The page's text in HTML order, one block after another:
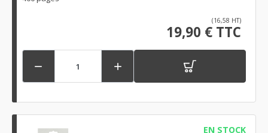
(16,58 HT)
19,90 € TTC
 
EN STOCK